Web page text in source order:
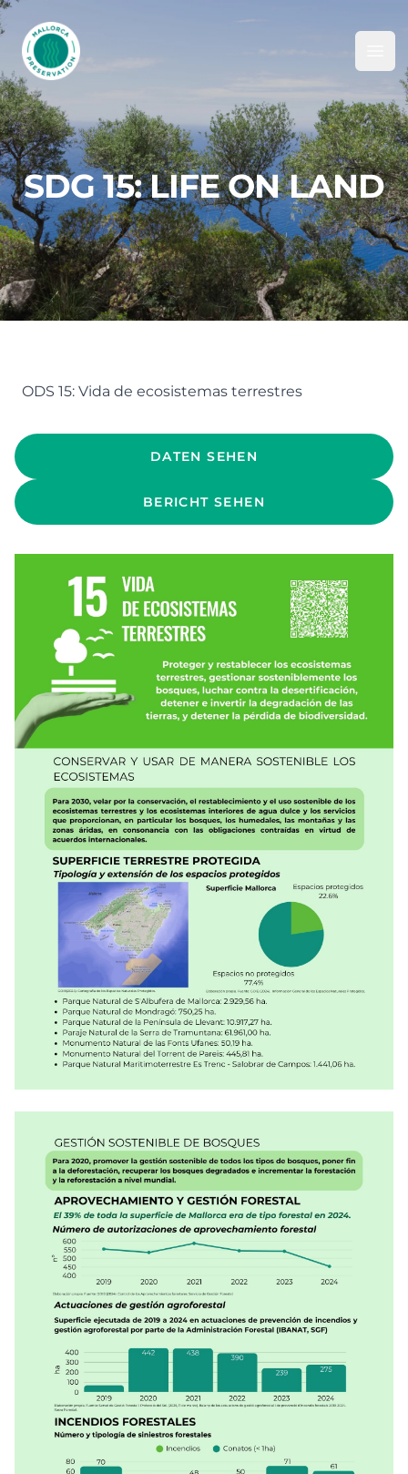
Mallorca Preservation Foundation
SDG 15: LIFE ON LAND
ODS 15: Vida de ecosistemas terrestres
DATEN SEHEN
BERICHT SEHEN